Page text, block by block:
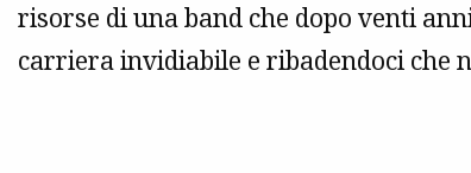
risorse di una band che dopo venti
carriera invidiabile e ribadendoci che